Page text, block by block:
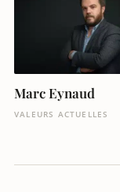
Marc Eynaud
VALEURS ACTUELLES